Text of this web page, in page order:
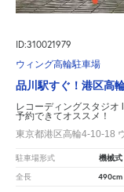
ID:310021979
ウィング高輪駐車場
品川駅すぐ！港区高
レコーディングスタジオ
予約できてオススメ！
東京都港区高輪4-10-18
駐車場形式 機械式
全長 490cm